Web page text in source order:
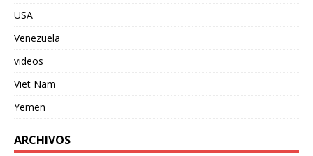
USA
Venezuela
videos
Viet Nam
Yemen
ARCHIVOS